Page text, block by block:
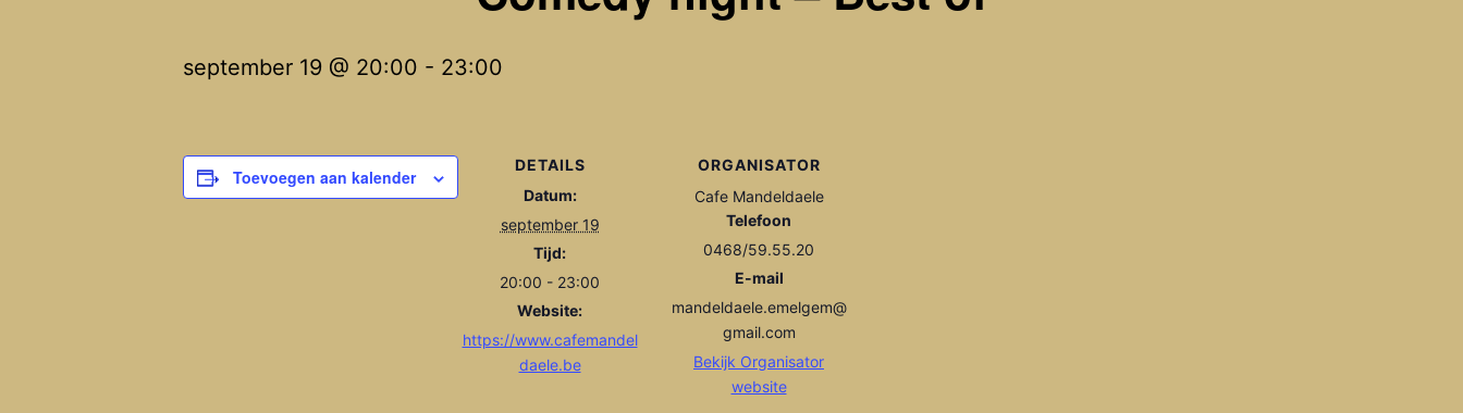
september 19 @ 20:00 - 23:00
Toevoegen aan kalender
DETAILS
Datum:
september 19
Tijd:
20:00 - 23:00
Website:
https://www.cafemandel
daele.be
ORGANISATOR
Cafe Mandeldaele
Telefoon
0468/59.55.20
E-mail
mandeldaele.emelgem@
gmail.com
Bekijk Organisator
website